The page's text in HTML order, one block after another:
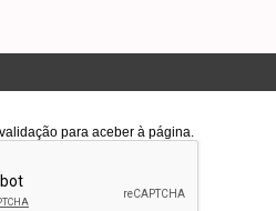
para aceber à página.